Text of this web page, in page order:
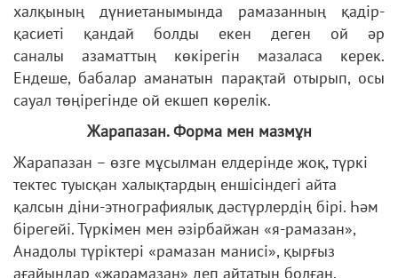
халқының дүниетанымында рамазанның қадір-
қасиеті қандай болды екен деген ой әр
саналы азаматтың көкірегін мазаласа керек.
Ендеше, бабалар аманатын парақтай отырып, осы
сауал төңірегінде ой екшеп көрелік.
Жарапазан. Форма мен мазмұн
Жарапазан – өзге мұсылман елдерінде жоқ, түркі
тектес туысқан халықтардың еншісіндегі айта
қалсын діни-этнографиялық дәстүрлердің бірі. Һәм
бірегейі. Түркімен мен әзірбайжан «я-рамазан»,
Анадолы түріктері «рамазан манисі», қырғыз
ағайындар «жарамазан» деп айтатын болған.